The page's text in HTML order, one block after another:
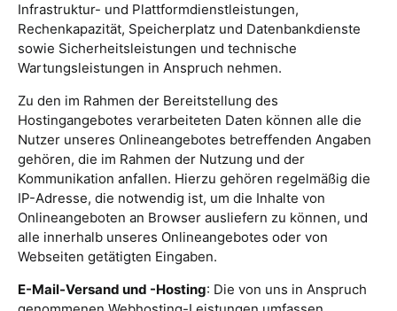
Infrastruktur- und Plattformdienstleistungen,
Rechenkapazität, Speicherplatz und Datenbankdienste
sowie Sicherheitsleistungen und technische
Wartungsleistungen in Anspruch nehmen.
Zu den im Rahmen der Bereitstellung des
Hostingangebotes verarbeiteten Daten können alle die
Nutzer unseres Onlineangebotes betreffenden Angaben
gehören, die im Rahmen der Nutzung und der
Kommunikation anfallen. Hierzu gehören regelmäßig die
IP-Adresse, die notwendig ist, um die Inhalte von
Onlineangeboten an Browser ausliefern zu können, und
alle innerhalb unseres Onlineangebotes oder von
Webseiten getätigten Eingaben.
E-Mail-Versand und -Hosting: Die von uns in Anspruch